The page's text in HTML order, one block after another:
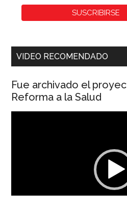
VIDEO RECOMENDADO
Fue archivado el
Reforma a la Salud